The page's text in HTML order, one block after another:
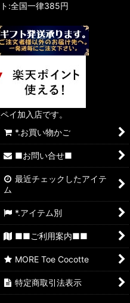
:全国一律385円
イ加入店です。
*.お買い物かご
■お問い合せ■
最近チェックしたアイテ
ム
*.アイテム別
■■ご利用案内■■
MORE Toe Cocotte
特定商取引法表示